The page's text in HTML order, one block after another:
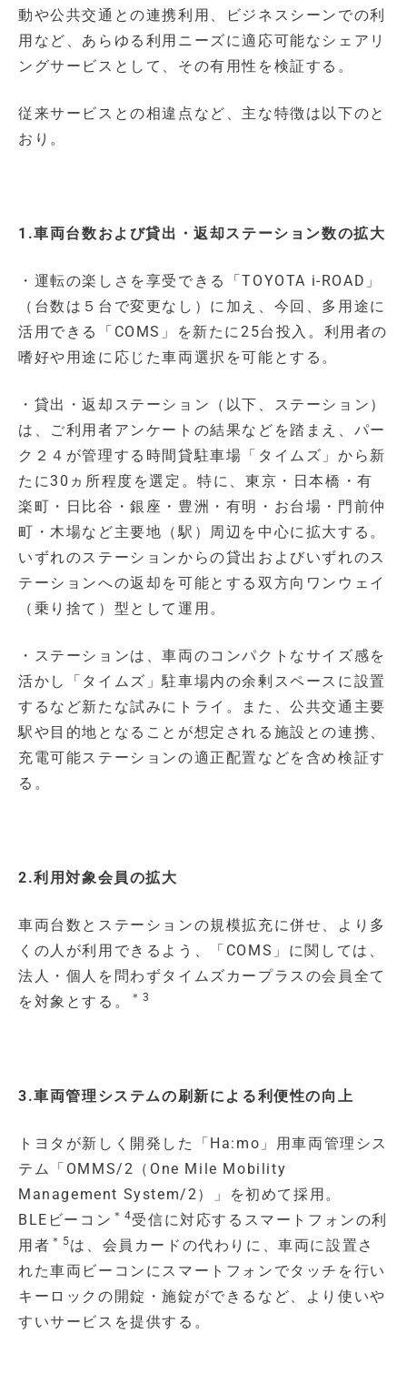
動や公共交通との連携利用、ビジネスシーンでの利
用など、あらゆる利用ニーズに適応可能なシェアリ
ングサービスとして、その有用性を検証する。
従来サービスとの相違点など、主な特徴は以下のと
おり。
1.車両台数および貸出・返却ステーション数の拡大
・運転の楽しさを享受できる「TOYOTA i-ROAD」
（台数は５台で変更なし）に加え、今回、多用途に
活用できる「COMS」を新たに25台投入。利用者の
嗜好や用途に応じた車両選択を可能とする。
・貸出・返却ステーション（以下、ステーション）
は、ご利用者アンケートの結果などを踏まえ、パー
ク２４が管理する時間貸駐車場「タイムズ」から新
たに30ヵ所程度を選定。特に、東京・日本橋・有
楽町・日比谷・銀座・豊洲・有明・お台場・門前仲
町・木場など主要地（駅）周辺を中心に拡大する。
いずれのステーションからの貸出およびいずれのス
テーションへの返却を可能とする双方向ワンウェイ
（乗り捨て）型として運用。
・ステーションは、車両のコンパクトなサイズ感を
活かし「タイムズ」駐車場内の余剰スペースに設置
するなど新たな試みにトライ。また、公共交通主要
駅や目的地となることが想定される施設との連携、
充電可能ステーションの適正配置などを含め検証す
る。
2.利用対象会員の拡大
車両台数とステーションの規模拡充に併せ、より多
くの人が利用できるよう、「COMS」に関しては、
法人・個人を問わずタイムズカープラスの会員全て
を対象とする。
＊3
3.車両管理システムの刷新による利便性の向上
トヨタが新しく開発した「Ha:mo」用車両管理シス
テム「OMMS/2（One Mile Mobility
Management System/2）」を初めて採用。
BLEビーコン ＊4受信に対応するスマートフォンの利
用者 ＊5は、会員カードの代わりに、車両に設置さ
れた車両ビーコンにスマートフォンでタッチを行い
キーロックの開錠・施錠ができるなど、より使いや
すいサービスを提供する。